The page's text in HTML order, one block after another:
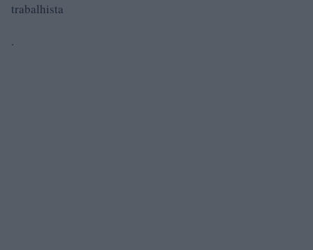
trabalhista
.